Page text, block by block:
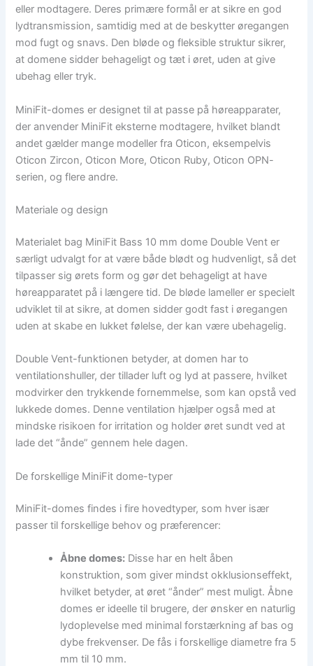
eller modtagere. Deres primære formål er at sikre en god
lydtransmission, samtidig med at de beskytter øregangen
mod fugt og snavs. Den bløde og fleksible struktur sikrer,
at domene sidder behageligt og tæt i øret, uden at give
ubehag eller tryk.
MiniFit-domes er designet til at passe på høreapparater,
der anvender MiniFit eksterne modtagere, hvilket blandt
andet gælder mange modeller fra Oticon, eksempelvis
Oticon Zircon, Oticon More, Oticon Ruby, Oticon OPN-
serien, og flere andre.
Materiale og design
Materialet bag MiniFit Bass 10 mm dome Double Vent er
særligt udvalgt for at være både blødt og hudvenligt, så det
tilpasser sig ørets form og gør det behageligt at have
høreapparatet på i længere tid. De bløde lameller er specielt
udviklet til at sikre, at domen sidder godt fast i øregangen
uden at skabe en lukket følelse, der kan være ubehagelig.
Double Vent-funktionen betyder, at domen har to
ventilationshuller, der tillader luft og lyd at passere, hvilket
modvirker den trykkende fornemmelse, som kan opstå ved
lukkede domes. Denne ventilation hjælper også med at
mindske risikoen for irritation og holder øret sundt ved at
lade det “ånde” gennem hele dagen.
De forskellige MiniFit dome-typer
MiniFit-domes findes i fire hovedtyper, som hver især
passer til forskellige behov og præferencer:
Åbne domes: Disse har en helt åben
konstruktion, som giver mindst okklusionseffekt,
hvilket betyder, at øret “ånder” mest muligt. Åbne
domes er ideelle til brugere, der ønsker en naturlig
lydoplevelse med minimal forstærkning af bas og
dybe frekvenser. De fås i forskellige diametre fra 5
mm til 10 mm.